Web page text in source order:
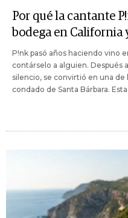
Por qué la cantante
bodega en
P!nk pasó años haciendo vino
contárselo a alguien. Después
silencio, se convirtió en una de
condado de Santa Bárbara.